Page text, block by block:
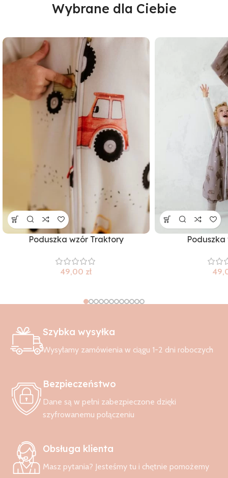
Wybrane dla Ciebie
Poduszka wzór Traktory
49,00 zł
Szybka wysyłka
Wysyłamy zamówienia w ciągu 1-2 dni roboczych
Bezpieczeństwo
Dane są w pełni zabezpieczone dzięki
szyfrowanemu połączeniu
Obsługa klienta
Masz pytania? Jesteśmy tu i chętnie pomożemy